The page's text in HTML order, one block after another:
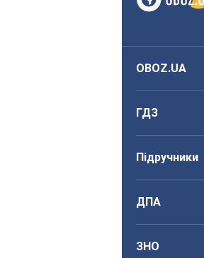
OBOZ.UA
ГДЗ
Підручники
ДПА
ЗНО